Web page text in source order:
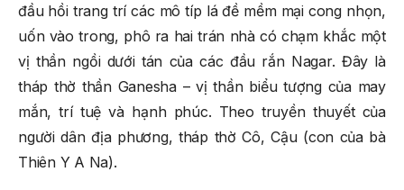
đầu hồi trang trí các mô típ lá đề mềm mại cong nhọn,
uốn vào trong, phô ra hai trán nhà có chạm khắc một
vị thần ngồi dưới tán của các đầu rắn Nagar. Đây là
tháp thờ thần Ganesha – vị thần biểu tượng của may
mắn, trí tuệ và hạnh phúc. Theo truyền thuyết của
người dân địa phương, tháp thờ Cô, Cậu (con của bà
Thiên Y A Na).